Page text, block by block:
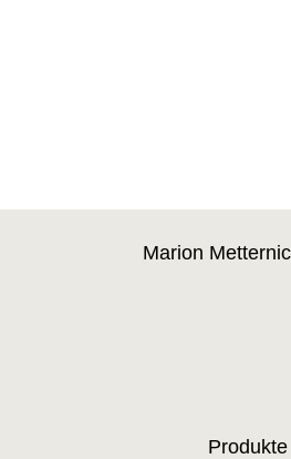
Marion
Produkte